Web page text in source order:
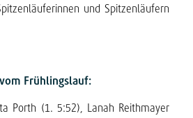
und Spitzenläufern
Frühlingslauf:
Porth (1. 5:52), Lanah Reithmayer